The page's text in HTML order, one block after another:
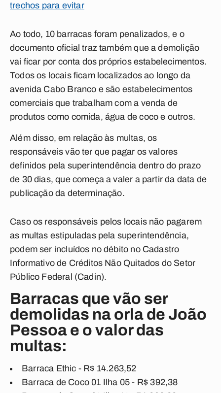
trechos para evitar
Ao todo, 10 barracas foram penalizados, e o
documento oficial traz também que a demolição
vai ficar por conta dos próprios estabelecimentos.
Todos os locais ficam localizados ao longo da
avenida Cabo Branco e são estabelecimentos
comerciais que trabalham com a venda de
produtos como comida, água de coco e outros.
Além disso, em relação às multas, os
responsáveis vão ter que pagar os valores
definidos pela superintendência dentro do prazo
de 30 dias, que começa a valer a partir da data de
publicação da determinação.
Caso os responsáveis pelos locais não pagarem
as multas estipuladas pela superintendência,
podem ser incluídos no débito no Cadastro
Informativo de Créditos Não Quitados do Setor
Público Federal (Cadin).
Barracas que vão ser
demolidas na orla de João
Pessoa e o valor das
multas:
Barraca Ethic - R$ 14.263,52
Barraca de Coco 01 Ilha 05 - R$ 392,38